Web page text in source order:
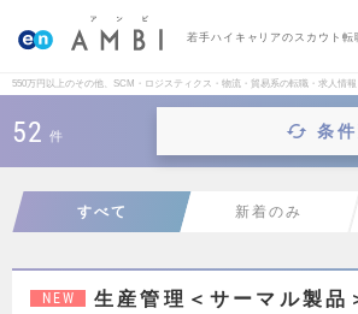
若手ハイキャリアのスカウト転
550万円以上のその他、SCM・ロジスティクス・物流・貿易系の転職・求人情報
52 件 条
すべて 新着のみ
NEW 生産管理＜サーマル製品